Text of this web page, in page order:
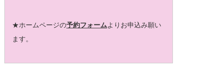
★ホームページの予約フォームよりお申込み願い
ます。